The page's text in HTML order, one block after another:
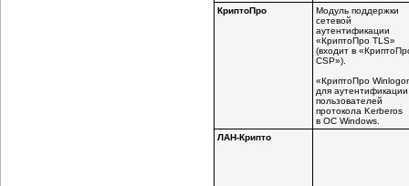
КриптоПро
Модуль поддержки
сетевой
аутентификации
«КриптоПро TLS»
(входит в
CSP»).
«КриптоПро
для аутентификации
пользователей
протокола Kerberos
в ОС Windows.
ЛАН-Крипто